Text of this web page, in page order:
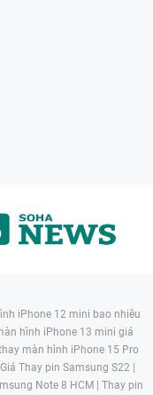
iPhone 12 mini bao nhiêu
hình iPhone 13 mini giá
màn hình iPhone 15 Pro
Giá Thay pin Samsung S22 |
Note 8 HCM | Thay pin